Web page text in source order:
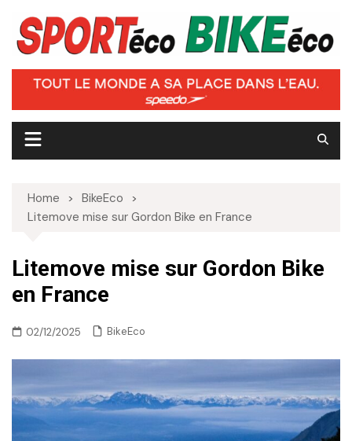
content
Home
BikeEco
Litemove mise sur Gordon Bike en France
Litemove mise sur Gordon Bike
en France
02/12/2025 BikeEco